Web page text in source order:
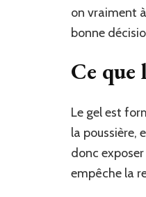
on vraiment
bonne
Ce que
Le gel est
la poussière,
donc
empêche la